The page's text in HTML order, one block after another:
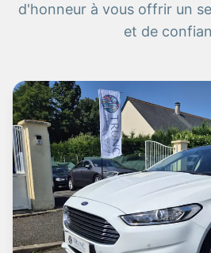
d'honneur à vous offrir un
et de